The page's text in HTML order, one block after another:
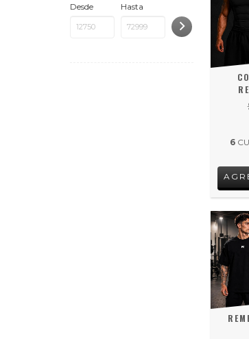
Desde Hasta
6